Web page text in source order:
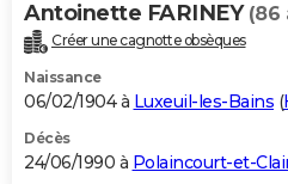
Antoinette FARINEY (86
Créer une cagnotte obsèques
Naissance
06/02/1904 à Luxeuil-les-Bains (
Décès
24/06/1990 à Polaincourt-et-